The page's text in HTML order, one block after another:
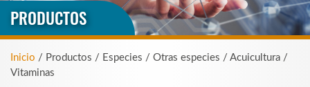
PRODUCTOS
Inicio / Productos / Especies / Otras especies / Acuicultura /
Vitaminas